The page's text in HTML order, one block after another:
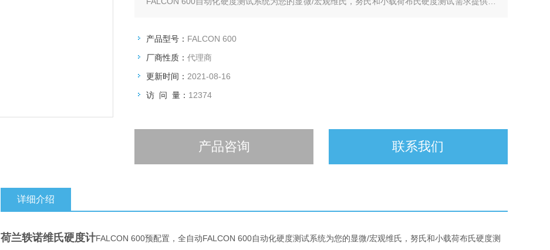
产品型号： FALCON 600
厂商性质： 代理商
更新时间： 2021-08-16
访 问 量： 12374
产品咨询 联系我们
详细介绍
荷兰轶诺维氏硬度计FALCON 600预配置，全自动FALCON 600自动化硬度测试系统为您的显微/宏观维氏，努氏和小载荷布氏硬度测